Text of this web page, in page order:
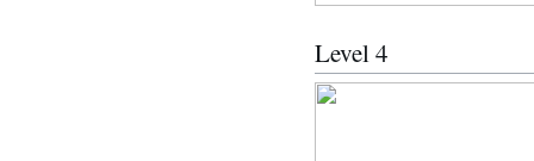
Level 4